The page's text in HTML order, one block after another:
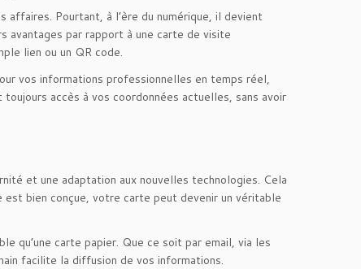
Pourtant, à l’ère du numérique, il devient
avantages par rapport à une carte de visite
lien ou un QR code.
vos informations professionnelles en temps réel,
accès à vos coordonnées actuelles, sans avoir
et une adaptation aux nouvelles technologies. Cela
bien conçue, votre carte peut devenir un véritable
qu’une carte papier. Que ce soit par email, via les
facilite la diffusion de vos informations.